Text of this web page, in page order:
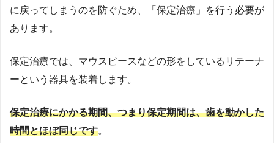
に戻ってしまうのを防ぐため、「保定治療」を行う必要が
あります。
保定治療では、マウスピースなどの形をしているリテーナ
ーという器具を装着します。
保定治療にかかる期間、つまり保定期間は、歯を動かした
時間とほぼ同じです。